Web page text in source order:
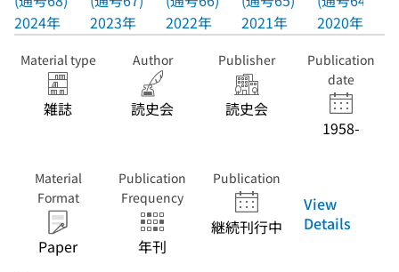
2024年
2023年
2022年
2021年
2020年
Material type
雑誌
Author
読史会
Publisher
読史会
Publication
date
1958-
Material
Format
Paper
Publication
Frequency
年刊
Publication
継続刊行中
View
Details